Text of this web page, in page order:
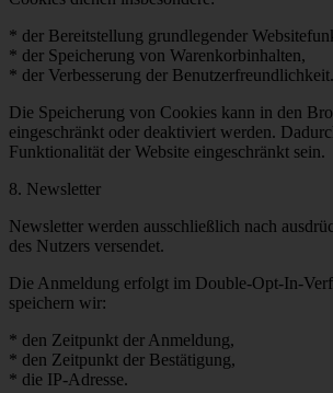
* der Bereitstellung grundlegender
* der Speicherung von Warenkorbinhalten,
* der Verbesserung der Benutzerfreundlichkeit.
Die Speicherung von Cookies kann in den
eingeschränkt oder deaktiviert werden.
Funktionalität der Website eingeschränkt sein.
8. Newsletter
Newsletter werden ausschließlich nach
des Nutzers versendet.
Die Anmeldung erfolgt im Double-Opt-In-
speichern wir:
* den Zeitpunkt der Anmeldung,
* den Zeitpunkt der Bestätigung,
* die IP-Adresse.